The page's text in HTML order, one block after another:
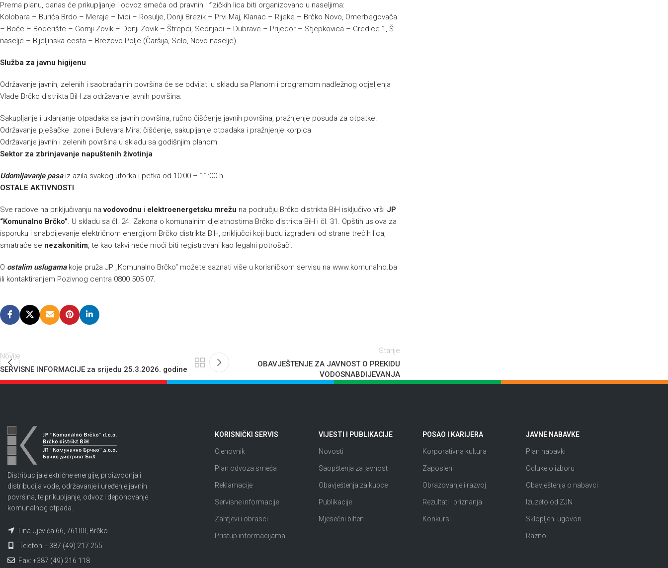
Prema planu, danas će prikupljanje i odvoz smeća od pravnih i fizičkih lica biti organizovano u naseljima:
Kolobara – Burića Brdo – Meraje – Ivici – Rosulje, Donji Brezik – Prvi Maj, Klanac – Rijeke – Brčko Novo, Omerbegovača
– Boće – Boderište – Gornji Zovik – Donji Zovik – Štrepci, Seonjaci – Dubrave – Prijedor – Stjepkovica – Gredice 1, Š
naselje – Bijeljinska cesta – Brezovo Polje (Čaršija, Selo, Novo naselje).
Služba za javnu higijenu
Održavanje javnih, zelenih i saobraćajnih površina će se odvijati u skladu sa Planom i programom nadležnog odjeljenja
Vlade Brčko distrikta BiH za održavanje javnih površina:
Sakupljanje i uklanjanje otpadaka sa javnih površina, ručno čišćenje javnih površina, pražnjenje posuda za otpatke.
Održavanje pješačke zone i Bulevara Mira: čišćenje, sakupljanje otpadaka i pražnjenje korpica
Održavanje javnih i zelenih površina u skladu sa godišnjim planom
Sektor za zbrinjavanje napuštenih životinja
Udomljavanje pasaiz azila svakog utorka i petka od 10:00 – 11:00 h
OSTALE AKTIVNOSTI
Sve radove na priključivanju navodovodnu i elektroenergetsku mrežu na području Brčko distrikta BiH isključivo vrši JP
“Komunalno Brčko”. U skladu sa čl. 24. Zakona o komunalnim djelatnostima Brčko distrikta BiH i čl. 31. Opštih uslova za
isporuku i snabdijevanje električnom energijom Brčko distrikta BiH, priključci koji budu izgrađeni od strane trećih lica,
smatraće se nezakonitim, te kao takvi neće moći biti registrovani kao legalni potrošači.
O ostalim uslugamakoje pruža JP „Komunalno Brčko“ možete saznati više u korisničkom servisu na www.komunalno.ba
ili kontaktiranjem Pozivnog centra 0800 505 07.
Novije
SERVISNE INFORMACIJE za srijedu 25.3.2026. godine
Starije
OBAVJEŠTENJE ZA JAVNOST O PREKIDU
VODOSNABDIJEVANJA
Distribucija električne energije, proizvodnja i
distribucija vode, održavanje i uređenje javnih
površina, te prikupljanje, odvoz i deponovanje
komunalnog otpada.
Tina Ujevića 66, 76100, Brčko
Telefon: +387 (49) 217 255
Fax: +387 (49) 216 118
KORISNIČKI SERVIS
Cjenovnik
Plan odvoza smeća
Reklamacije
Servisne informacije
Zahtjevi i obrasci
Pristup informacijama
VIJESTI I PUBLIKACIJE
Novosti
Saopštenja za javnost
Obavještenja za kupce
Publikacije
Mjesečni bilten
POSAO I KARIJERA
Korporativna kultura
Zaposleni
Obrazovanje i razvoj
Rezultati i priznanja
Konkursi
JAVNE NABAVKE
Plan nabavki
Odluke o izboru
Obavještenja o nabavci
Izuzeto od ZJN
Sklopljeni ugovori
Razno